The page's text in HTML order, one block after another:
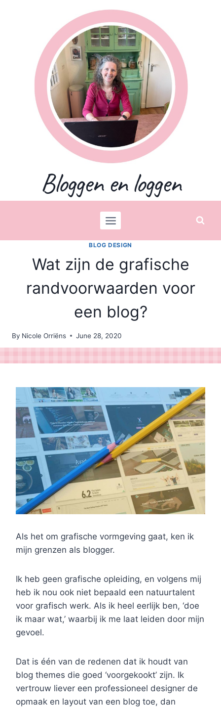
Bloggen en loggen
BLOG DESIGN
Wat zijn de grafische
randvoorwaarden voor
een blog?
By Nicole Orriëns June 28, 2020
Als het om grafische vormgeving gaat, ken ik
mijn grenzen als blogger.
Ik heb geen grafische opleiding, en volgens mij
heb ik nou ook niet bepaald een natuurtalent
voor grafisch werk. Als ik heel eerlijk ben, ‘doe
ik maar wat,’ waarbij ik me laat leiden door mijn
gevoel.
Dat is één van de redenen dat ik houdt van
blog themes die goed ‘voorgekookt’ zijn. Ik
vertrouw liever een professioneel designer de
opmaak en layout van een blog toe, dan